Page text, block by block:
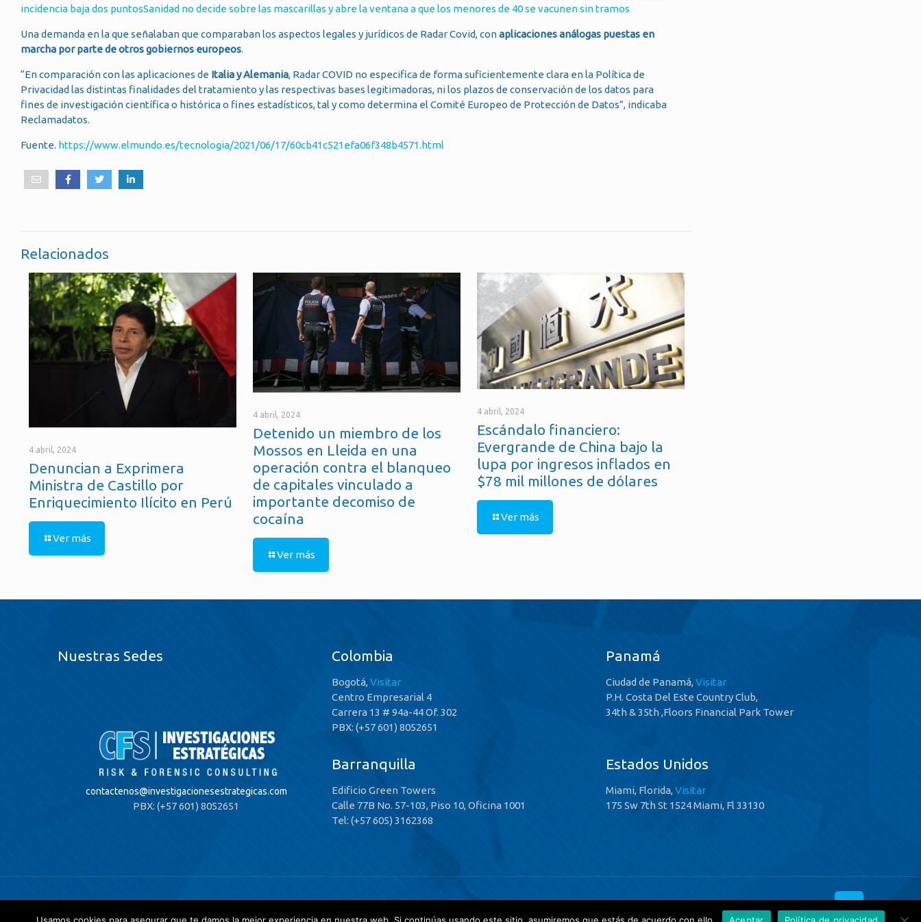
incidencia baja dos puntosSanidad no decide sobre las mascarillas y abre la ventana a que los menores de 40 se vacunen sin tramos
Una demanda en la que señalaban que comparaban los aspectos legales y jurídicos de Radar Covid, conaplicaciones análogas puestas en
marcha por parte de otros gobiernos europeos.
“En comparación con las aplicaciones de Italia y Alemania, Radar COVID no especifica de forma suficientemente clara en la Política de
Privacidad las distintas finalidades del tratamiento y las respectivas bases legitimadoras, ni los plazos de conservación de los datos para
fines de investigación científica o histórica o fines estadísticos, tal y como determina el Comité Europeo de Protección de Datos”, indicaba
Reclamadatos.
Fuente. https://www.elmundo.es/tecnologia/2021/06/17/60cb41c521efa06f348b4571.html
Relacionados
4 abril, 2024
Denuncian a Exprimera
Ministra de Castillo por
Enriquecimiento Ilícito en Perú
Ver más
4 abril, 2024
Detenido un miembro de los
Mossos en Lleida en una
operación contra el blanqueo
de capitales vinculado a
importante decomiso de
cocaína
Ver más
4 abril, 2024
Escándalo financiero:
Evergrande de China bajo la
lupa por ingresos inflados en
$78 mil millones de dólares
Ver más
Nuestras Sedes
contactenos@investigacionesestrategicas.com
PBX: (+57 601) 8052651
Colombia
Bogotá,Visitar
Centro Empresarial 4
Carrera 13 # 94a-44 Of. 302
PBX: (+57 601) 8052651
Barranquilla
Edificio Green Towers
Calle 77B No. 57-103, Piso 10, Oficina 1001
Tel: (+57 605) 3162368
Panamá
Ciudad de Panamá,Visitar
P.H. Costa Del Este Country Club,
34th & 35th ,Floors Financial Park Tower
Estados Unidos
Miami, Florida,Visitar
175 Sw 7th St 1524 Miami, Fl 33130
Política de privacidadyTratamientos de datos.